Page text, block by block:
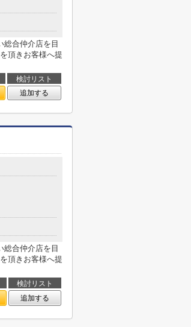
総合仲介店を目
頂きお客様へ提
検討リスト
追加する
総合仲介店を目
頂きお客様へ提
検討リスト
追加する